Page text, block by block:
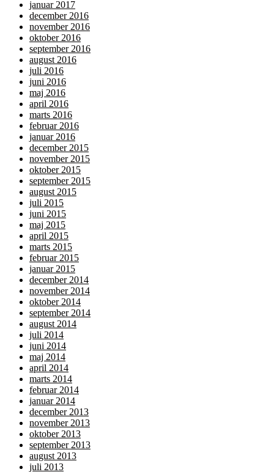
januar 2017
december 2016
november 2016
oktober 2016
september 2016
august 2016
juli 2016
juni 2016
maj 2016
april 2016
marts 2016
februar 2016
januar 2016
december 2015
november 2015
oktober 2015
september 2015
august 2015
juli 2015
juni 2015
maj 2015
april 2015
marts 2015
februar 2015
januar 2015
december 2014
november 2014
oktober 2014
september 2014
august 2014
juli 2014
juni 2014
maj 2014
april 2014
marts 2014
februar 2014
januar 2014
december 2013
november 2013
oktober 2013
september 2013
august 2013
juli 2013